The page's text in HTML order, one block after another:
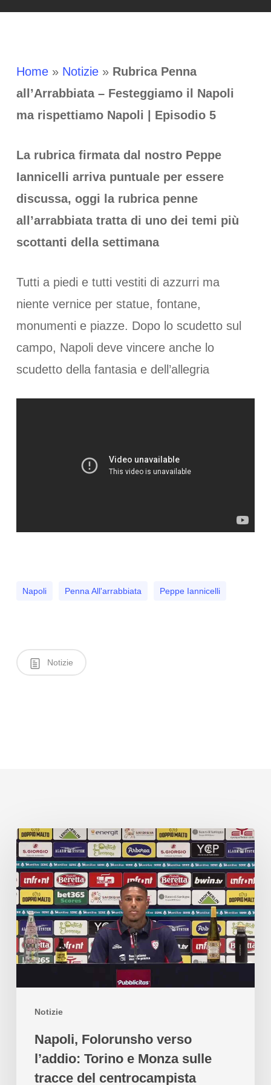
Home» Notizie» Rubrica Penna
all’Arrabbiata – Festeggiamo il Napoli
ma rispettiamo Napoli | Episodio 5
La rubrica firmata dal nostro Peppe
Iannicelli arriva puntuale per essere
discussa, oggi la rubrica penne
all’arrabbiata tratta di uno dei temi più
scottanti della settimana
Tutti a piedi e tutti vestiti di azzurri ma
niente vernice per statue, fontane,
monumenti e piazze. Dopo lo scudetto sul
campo, Napoli deve vincere anche lo
scudetto della fantasia e dell’allegria
Napoli Penna All'arrabbiata Peppe Iannicelli
Notizie
Notizie
Napoli, Folorunsho verso
l’addio: Torino e Monza sulle
tracce del centrocampista